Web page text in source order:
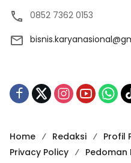
0852 7362 0153
Home Redaksi
Profil
Privacy Policy
Pedoman